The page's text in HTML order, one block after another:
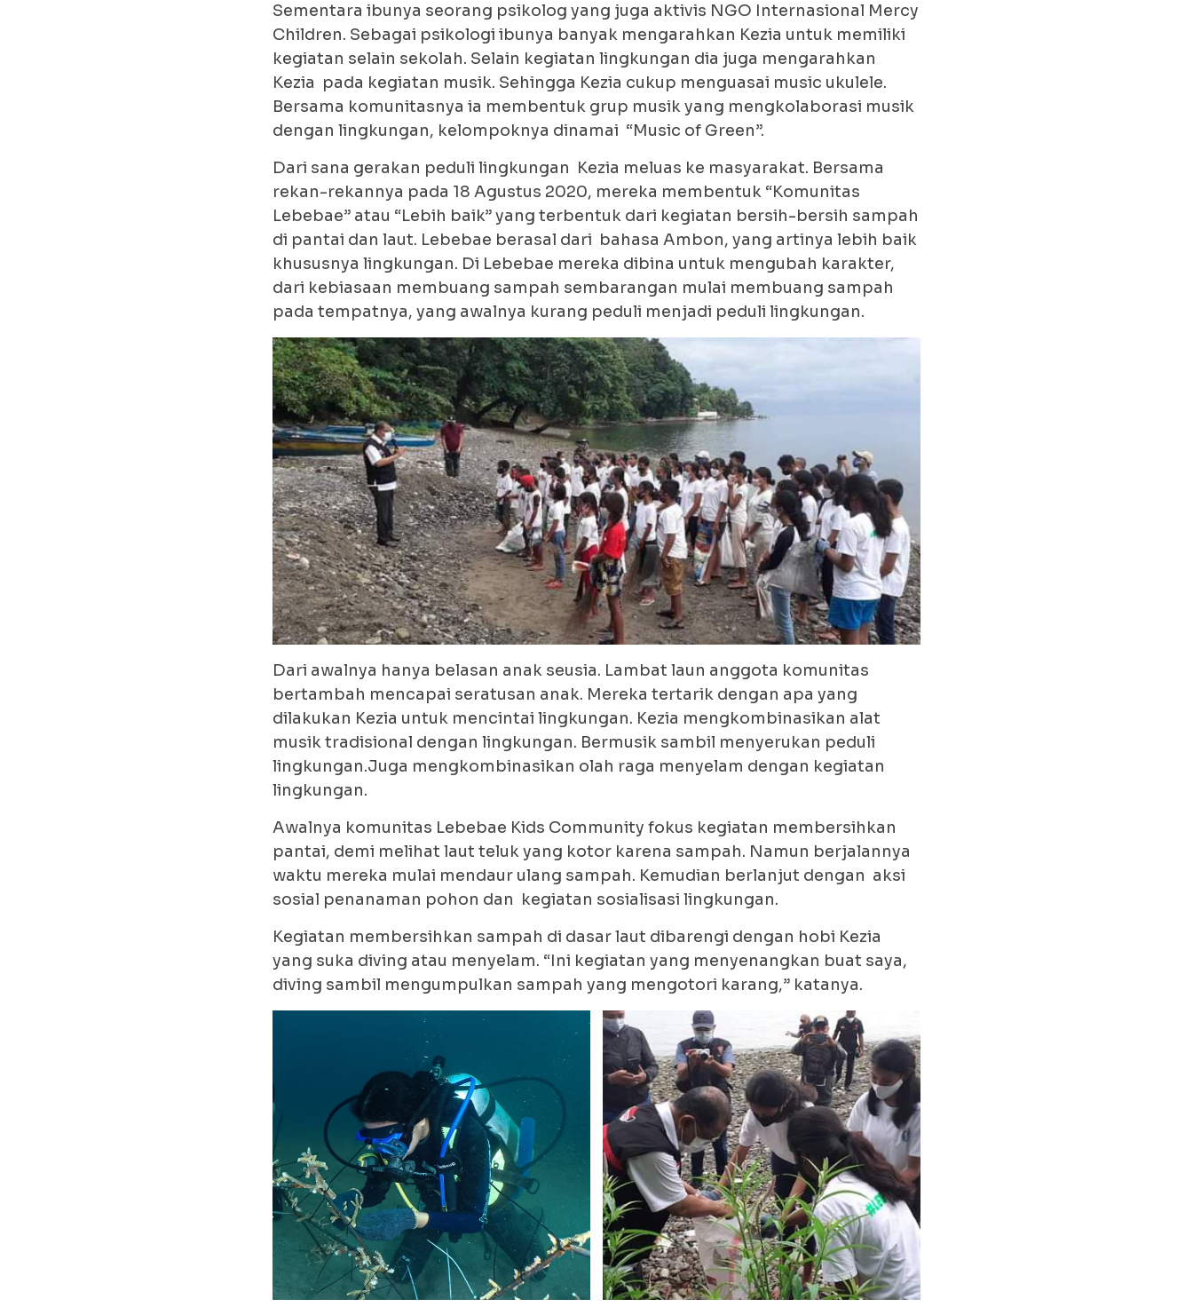
Sementara ibunya seorang psikolog yang juga aktivis NGO Internasional Mercy
Children. Sebagai psikologi ibunya banyak mengarahkan Kezia untuk memiliki
kegiatan selain sekolah. Selain kegiatan lingkungan dia juga mengarahkan
Kezia pada kegiatan musik. Sehingga Kezia cukup menguasai music ukulele.
Bersama komunitasnya ia membentuk grup musik yang mengkolaborasi musik
dengan lingkungan, kelompoknya dinamai “Music of Green”.
Dari sana gerakan peduli lingkungan Kezia meluas ke masyarakat. Bersama
rekan-rekannya pada 18 Agustus 2020, mereka membentuk “Komunitas
Lebebae” atau “Lebih baik” yang terbentuk dari kegiatan bersih-bersih sampah
di pantai dan laut. Lebebae berasal dari bahasa Ambon, yang artinya lebih baik
khususnya lingkungan. Di Lebebae mereka dibina untuk mengubah karakter,
dari kebiasaan membuang sampah sembarangan mulai membuang sampah
pada tempatnya, yang awalnya kurang peduli menjadi peduli lingkungan.
Dari awalnya hanya belasan anak seusia. Lambat laun anggota komunitas
bertambah mencapai seratusan anak. Mereka tertarik dengan apa yang
dilakukan Kezia untuk mencintai lingkungan. Kezia mengkombinasikan alat
musik tradisional dengan lingkungan. Bermusik sambil menyerukan peduli
lingkungan.Juga mengkombinasikan olah raga menyelam dengan kegiatan
lingkungan.
Awalnya komunitas Lebebae Kids Community fokus kegiatan membersihkan
pantai, demi melihat laut teluk yang kotor karena sampah. Namun berjalannya
waktu mereka mulai mendaur ulang sampah. Kemudian berlanjut dengan aksi
sosial penanaman pohon dan kegiatan sosialisasi lingkungan.
Kegiatan membersihkan sampah di dasar laut dibarengi dengan hobi Kezia
yang suka diving atau menyelam. “Ini kegiatan yang menyenangkan buat saya,
diving sambil mengumpulkan sampah yang mengotori karang,” katanya.